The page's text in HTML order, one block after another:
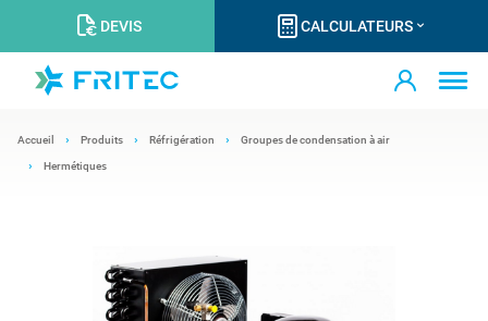
DEVIS CALCULATEURS
Accueil Produits Réfrigération Groupes de condensation à air
Hermétiques